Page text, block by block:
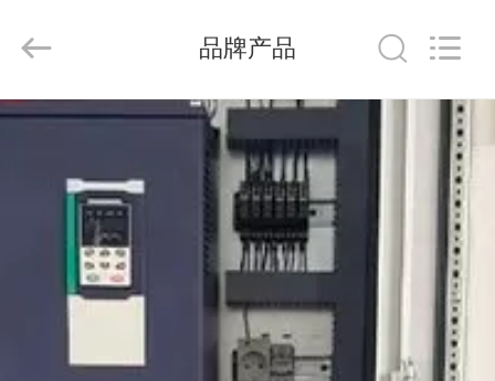
CASA
PRODUTOS
VÍDEOS
SOBRE
NÓS
Electric
Rights
Reserved.
品牌产品